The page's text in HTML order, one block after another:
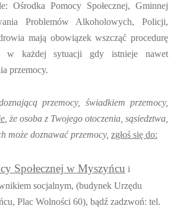
Pomocy Społecznej, Gminnej
Problemów Alkoholowych, Policji,
mają obowiązek wszcząć procedurę
w każdej sytuacji gdy istnieje nawet
przemocy.
przemocy, świadkiem przemocy,
, że osoba z Twojego otoczenia, sąsiedztwa,
może doznawać przemocy, zgłoś się do:
Społecznej w Myszyńcu i
socjalnym, (budynek Urzędu
Plac Wolności 60), bądź zadzwoń: tel.